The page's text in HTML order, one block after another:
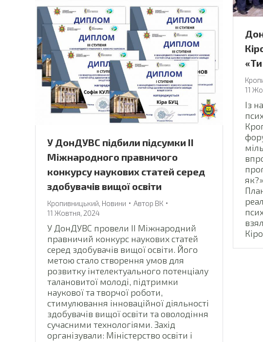
11
Із
У ДонДУВС підбили підсумки ІІ
Міжнародного правничого
конкурсу наукових статей серед
здобувачів вищої освіти
Кропивницький, Новини Автор ВК
11 Жовтня, 2024
У ДонДУВС провели ІІ Міжнародний
правничий конкурс наукових статей
серед здобувачів вищої освіти. Його
метою стало створення умов для
розвитку інтелектуального потенціалу
талановитої молоді, підтримки
наукової та творчої роботи,
стимулювання інноваційної діяльності
здобувачів вищої освіти та оволодіння
сучасними технологіями. Захід
організували: Міністерство освіти і